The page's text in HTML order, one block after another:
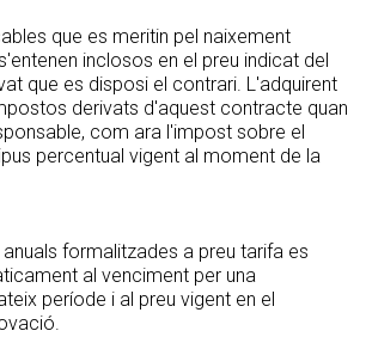
que es meritin pel naixement
inclosos en el preu indicat del
que es disposi el contrari. L'adquirent
derivats d'aquest contracte quan
com ara l'impost sobre el
percentual vigent al moment de la
formalitzades a preu tarifa es
al venciment per una
període i al preu vigent en el